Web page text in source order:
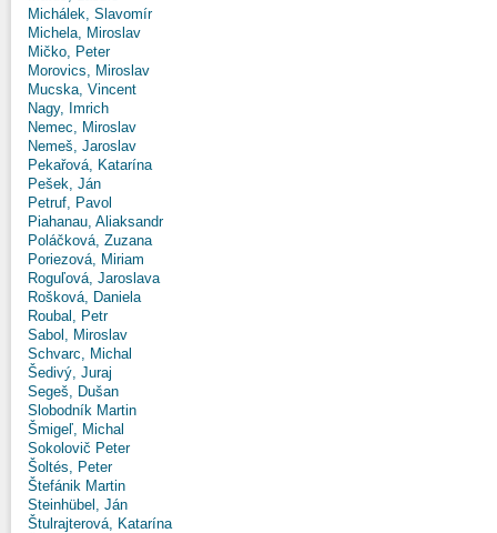
Michálek, Slavomír
Michela, Miroslav
Mičko, Peter
Morovics, Miroslav
Mucska, Vincent
Nagy, Imrich
Nemec, Miroslav
Nemeš, Jaroslav
Pekařová, Katarína
Pešek, Ján
Petruf, Pavol
Piahanau, Aliaksandr
Poláčková, Zuzana
Poriezová, Miriam
Roguľová, Jaroslava
Rošková, Daniela
Roubal, Petr
Sabol, Miroslav
Schvarc, Michal
Šedivý, Juraj
Segeš, Dušan
Slobodník Martin
Šmigeľ, Michal
Sokolovič Peter
Šoltés, Peter
Štefánik Martin
Steinhübel, Ján
Štulrajterová, Katarína